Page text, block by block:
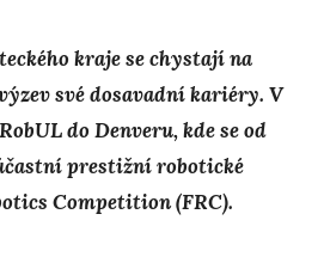
kraje se chystají na
své dosavadní kariéry. V
do Denveru, kde se od
prestižní robotické
Competition (FRC).